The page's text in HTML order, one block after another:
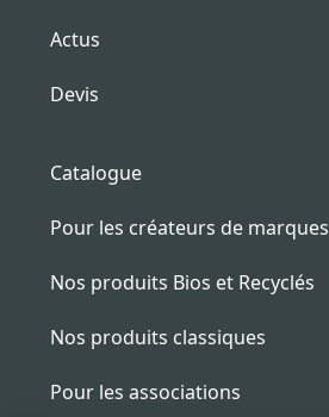
Actus
Devis
Catalogue
Pour les créateurs de marques
Nos produits Bios et Recyclés
Nos produits classiques
Pour les associations